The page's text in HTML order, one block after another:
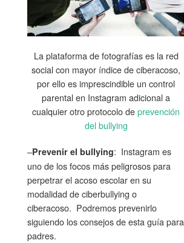
La plataforma de fotografías es la red
social con mayor índice de ciberacoso,
por ello es imprescindible un control
parental en Instagram adicional a
cualquier otro protocolo deprevención
del bullying
–Prevenir el bullying: Instagram es
uno de los focos más peligrosos para
perpetrar el acoso escolar en su
modalidad de ciberbullying o
ciberacoso. Podremos prevenirlo
siguiendo los consejos de esta guía para
padres.